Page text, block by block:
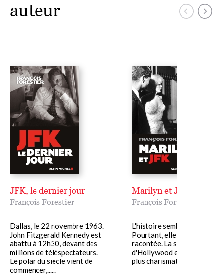
auteur
JFK, le dernier jour
François Forestier
Dallas, le 22 novembre 1963.
John Fitzgerald Kennedy est
abattu à 12h30, devant des
millions de téléspectateurs.
Le polar du siècle vient de
commencer,......
Marilyn et JFK
François Forestier
L'histoire semble connue.
Pourtant, elle n'a jamais
racontée. La star la plus
d'Hollywood et le
plus charismatique des......